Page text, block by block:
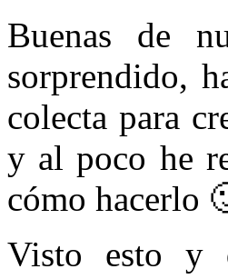
Buenas de
sorprendido,
colecta para
y al poco he
cómo hacerlo
Visto esto y